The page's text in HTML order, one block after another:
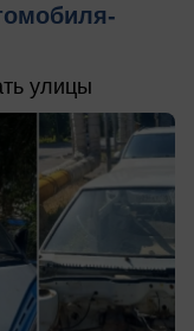
улицы